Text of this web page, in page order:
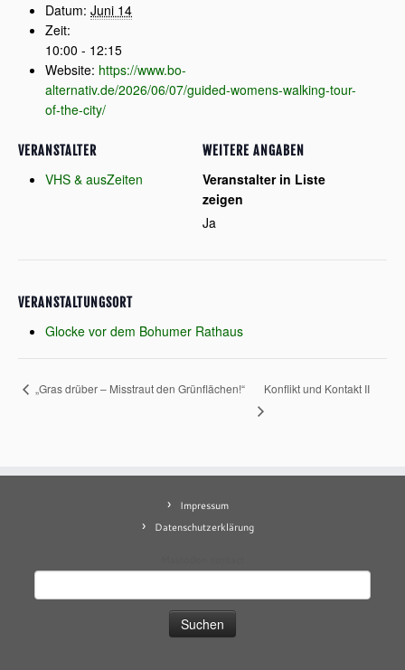
Datum: Juni 14
Zeit:
10:00 - 12:15
Website: https://www.bo-
alternativ.de/2026/06/07/guided-womens-walking-tour-
of-the-city/
VERANSTALTER
VHS & ausZeiten
WEITERE ANGABEN
Veranstalter in Liste
zeigen
Ja
VERANSTALTUNGSORT
Glocke vor dem Bohumer Rathaus
„Gras drüber – Misstraut den Grünflächen!“ Konflikt und Kontakt II
Impressum
Datenschutzerklärung